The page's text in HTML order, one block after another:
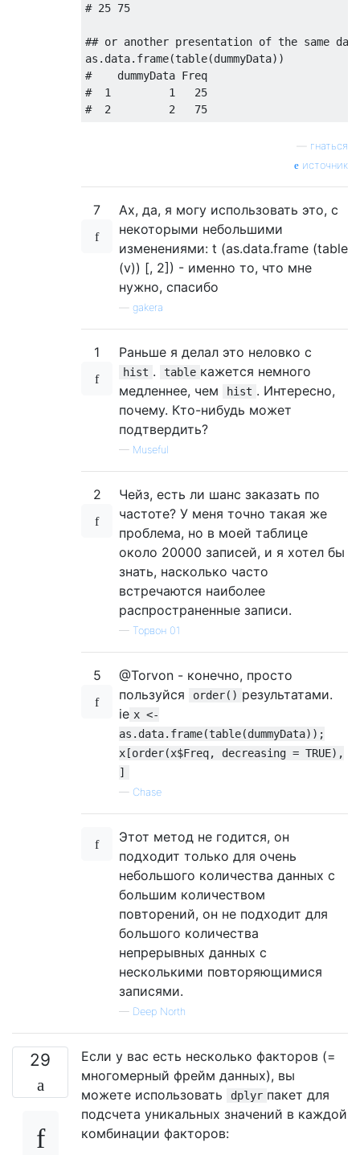
# 25 75
## or another presentation of the same
#    dummyData Freq
#  1         1   25
#  2         2   75
гнаться
источник
7
Ах, да, я могу использовать это, с
некоторыми небольшими
изменениями: t (as.data.frame (table
(v)) [, 2]) - именно то, что мне
нужно, спасибо
gakera
1 Раньше я делал это неловко с
hist . table кажется немного
медленнее, чем
hist . Интересно,
почему. Кто-нибудь может
подтвердить?
— Museful
2
Чейз, есть ли шанс заказать по
частоте? У меня точно такая же
проблема, но в моей таблице
около 20000 записей, и я хотел бы
знать, насколько часто
встречаются наиболее
распространенные записи.
— Торвон 01
5
@Torvon - конечно, просто
пользуйся
order() результатами.
ie x <-
as.data.frame(table(dummyData));
x[order(x$Freq, decreasing = TRUE),
]
— Chase
Этот метод не годится, он
подходит только для очень
небольшого количества данных с
большим количеством
повторений, он не подходит для
большого количества
непрерывных данных с
несколькими повторяющимися
записями.
— Deep North
29
Если у вас есть несколько факторов (=
многомерный фрейм данных), вы
можете использовать
dplyr пакет для
подсчета уникальных значений в каждой
комбинации факторов: